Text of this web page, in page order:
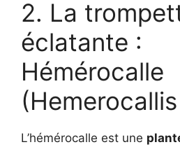
2. La
éclatante :
Hémérocalle
L’hémérocalle est une